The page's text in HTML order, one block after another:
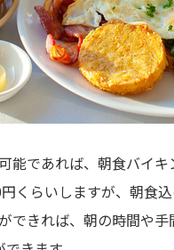
能であれば、朝食バイ
くらいしますが、朝食
できれば、朝の時間や